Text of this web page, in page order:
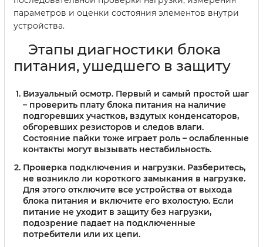
параметров и оценки состояния элементов внутри
устройства.
Этапы диагностики блока
питания, ушедшего в защиту
Визуальный осмотр. Первый и самый простой шаг
– проверить плату блока питания на наличие
подгоревших участков, вздутых конденсаторов,
обгоревших резисторов и следов влаги.
Состояние пайки тоже играет роль – ослабленные
контакты могут вызывать нестабильность.
Проверка подключения и нагрузки. Разберитесь,
не возникло ли короткого замыкания в нагрузке.
Для этого отключите все устройства от выхода
блока питания и включите его вхолостую. Если
питание не уходит в защиту без нагрузки,
подозрение падает на подключенные
потребители или их цепи.